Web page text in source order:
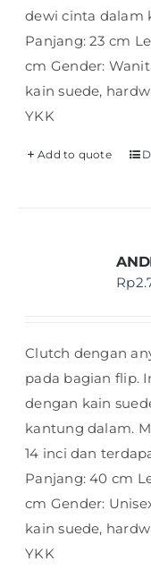
dewi cinta dalam
Panjang: 23 cm
cm Gender:
kain suede,
YKK
Add to quote
Rp
Clutch dengan
pada bagian flip.
dengan kain
kantung dalam.
14 inci dan
Panjang: 40 cm
cm Gender:
kain suede,
YKK